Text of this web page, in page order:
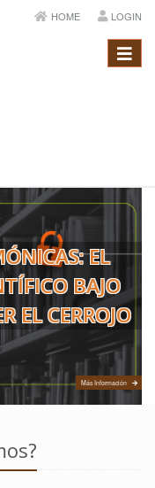
HOME LOGIN
Menú
EL
BAJO
EL CERROJO
Más Información